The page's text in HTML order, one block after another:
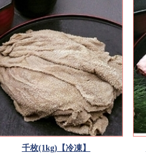
千枚(1kg) 【冷凍】